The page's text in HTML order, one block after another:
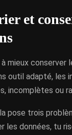
et
mieux conserver
outil adapté, les
incomplètes ou
pose trois
les données, tu